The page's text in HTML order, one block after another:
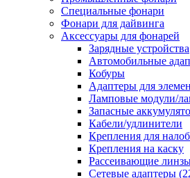
Специальные фонари
Фонари для дайвинга
Аксессуары для фонарей
Зарядные устройства
Автомобильные
Кобуры
Адаптеры для
Ламповые модули/
Запасные
Кабели/удлинители
Крепления для
Крепления на каску
Рассеивающие
Сетевые адаптеры